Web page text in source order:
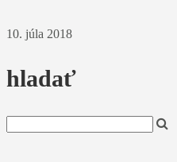
10. júla 2018
hladať